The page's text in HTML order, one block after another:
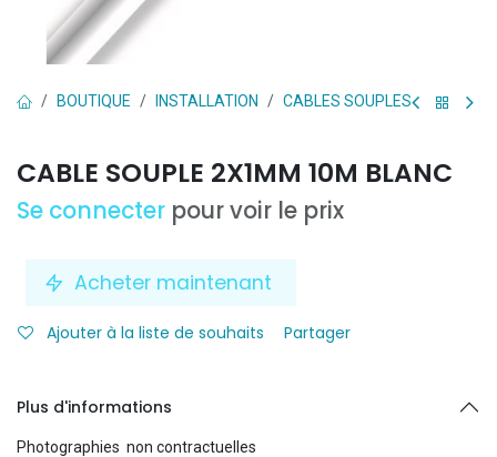
BOUTIQUE INSTALLATION CABLES SOUPLES
CABLE SOUPLE 2X1MM 10M BLANC
Se connecter pour voir le prix
Acheter maintenant
Ajouter à la liste de souhaits Partager
Plus d'informations
Photographies non contractuelles